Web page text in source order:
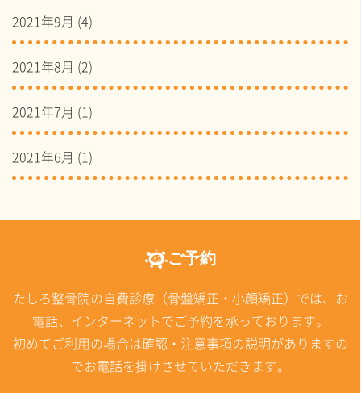
2021年9月 (4)
2021年8月 (2)
2021年7月 (1)
2021年6月 (1)
ご予約
たしろ整骨院の自費診療（骨盤矯正・小顔矯正）では、お
電話、インターネットでご予約を承っております。
初めてご利用の場合は確認・注意事項の説明がありますの
でお電話を掛けさせていただきます。